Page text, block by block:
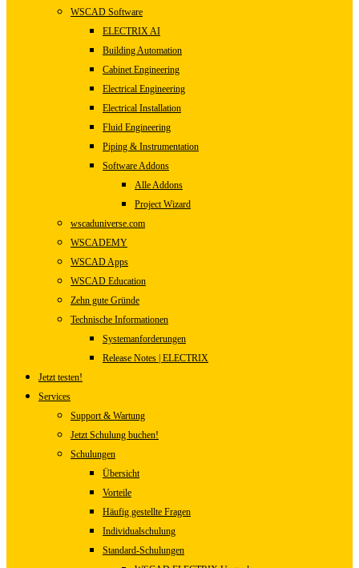
WSCAD Software
ELECTRIX AI
Building Automation
Cabinet Engineering
Electrical Engineering
Electrical Installation
Fluid Engineering
Piping & Instrumentation
Software Addons
Alle Addons
Project Wizard
wscaduniverse.com
WSCADEMY
WSCAD Apps
WSCAD Education
Zehn gute Gründe
Technische Informationen
Systemanforderungen
Release Notes | ELECTRIX
Jetzt testen!
Services
Support & Wartung
Jetzt Schulung buchen!
Schulungen
Übersicht
Vorteile
Häufig gestellte Fragen
Individualschulung
Standard-Schulungen